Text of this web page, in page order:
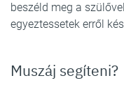
beszéld meg a
egyeztessetek erről
Muszáj segíteni?